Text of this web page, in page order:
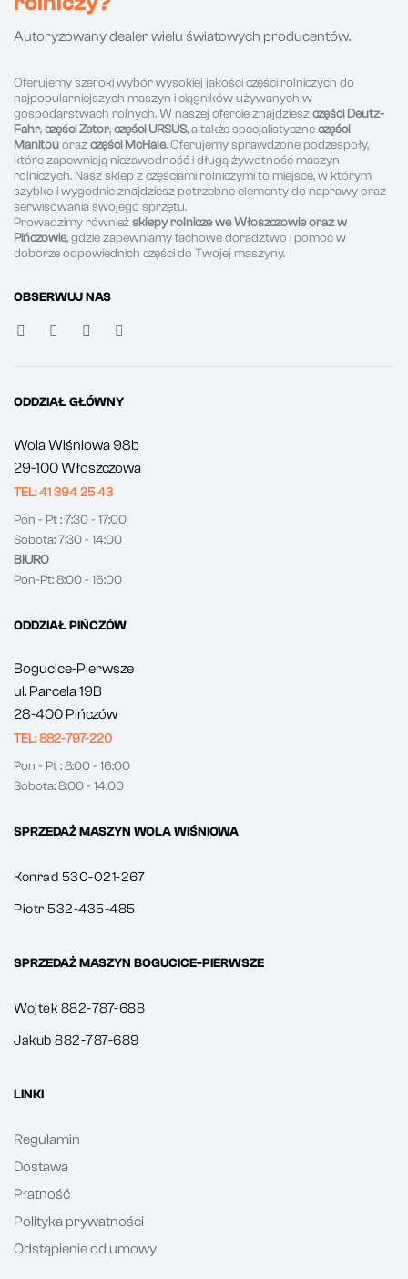
Autoryzowany dealer wielu światowych producentów.
Oferujemy szeroki wybór wysokiej jakości części rolniczych do
najpopularniejszych maszyn i ciągników używanych w
gospodarstwach rolnych. W naszej ofercie znajdzieszczęści Deutz-
Fahr,części Zetor,części URSUS, a także specjalistyczneczęści
Manitouorazczęści McHale. Oferujemy sprawdzone podzespoły,
które zapewniają niezawodność i długą żywotność maszyn
rolniczych. Nasz sklep z częściami rolniczymi to miejsce, w którym
szybko i wygodnie znajdziesz potrzebne elementy do naprawy oraz
serwisowania swojego sprzętu.
Prowadzimy równieżsklepy rolnicze we Włoszczowie oraz w
Pińczowie, gdzie zapewniamy fachowe doradztwo i pomoc w
doborze odpowiednich części do Twojej maszyny.
OBSERWUJ NAS
ODDZIAŁ GŁÓWNY
Wola Wiśniowa 98b
29-100 Włoszczowa
TEL: 41 394 25 43
Pon - Pt : 7:30 - 17:00
Sobota: 7:30 - 14:00
BIURO
Pon-Pt: 8:00 - 16:00
ODDZIAŁ PIŃCZÓW
Bogucice-Pierwsze
ul. Parcela 19B
28-400 Pińczów
TEL: 882-797-220
Pon - Pt : 8:00 - 16:00
Sobota: 8:00 - 14:00
SPRZEDAŻ MASZYN WOLA WIŚNIOWA
Konrad 530-021-267
Piotr 532-435-485
SPRZEDAŻ MASZYN BOGUCICE-PIERWSZE
Wojtek 882-787-688
Jakub 882-787-689
LINKI
Regulamin
Dostawa
Płatność
Polityka prywatności
Odstąpienie od umowy